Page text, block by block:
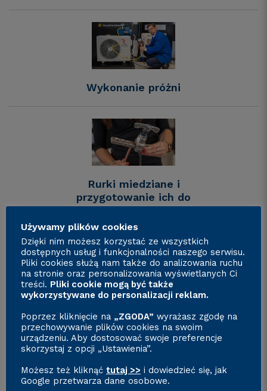
Wykonanie próżni
Rurki miedziane i
przygotowanie ich do
połączenia. Kielichowanie
Używamy plików cookies
Dzięki nim możesz korzystać ze wszystkich
dostępnych usług i funkcjonalności naszego serwisu.
Pliki cookies służą nam także do analizowania ruchu
na stronie oraz personalizowania wyświetlanych Ci
treści. Pliki cookie mogą być także
wykorzystywane do personalizacji reklam.
Poprzez kliknięcie na „ZGODA” wyrażasz zgodę na
przechowywanie plików cookies na swoim
urządzeniu. Aby dostosować swoje preferencje
skorzystaj z opcji „Ustawienia”.
Możesz też kliknąć tutaj >> i dowiedzieć się, jak
Google przetwarza dane osobowe.